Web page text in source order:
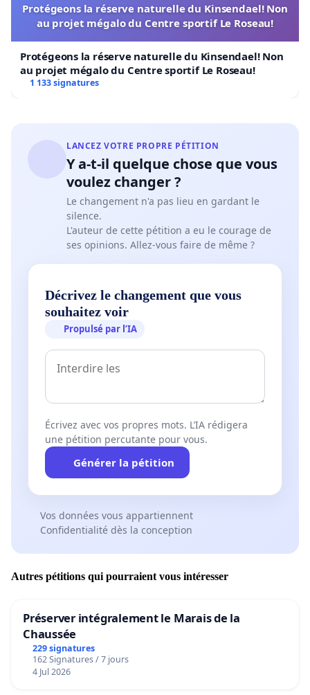
Protégeons la réserve naturelle du Kinsendael! Non
au projet mégalo du Centre sportif Le Roseau!
Protégeons la réserve naturelle du Kinsendael! Non
au projet mégalo du Centre sportif Le Roseau!
1 133 signatures
LANCEZ VOTRE PROPRE PÉTITION
Y a-t-il quelque chose que vous
voulez changer ?
Le changement n'a pas lieu en gardant le
silence.
L'auteur de cette pétition a eu le courage de
ses opinions. Allez-vous faire de même ?
Décrivez le changement que vous
souhaitez voir
Propulsé par l’IA
Écrivez avec vos propres mots. L’IA rédigera
une pétition percutante pour vous.
Générer la pétition
Vos données vous appartiennent
Confidentialité dès la conception
Autres pétitions qui pourraient vous intéresser
Préserver intégralement le Marais de la
Chaussée
229 signatures
162 Signatures / 7 jours
4 Jul 2026